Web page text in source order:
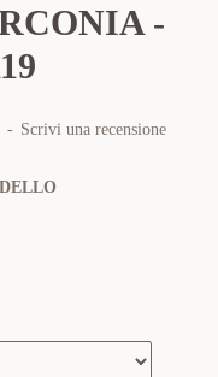
-
- Scrivi una recensione